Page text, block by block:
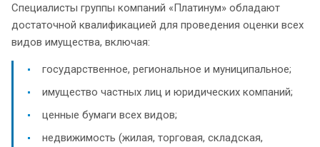
Специалисты группы компаний «Платинум» обладают
достаточной квалификацией для проведения оценки всех
видов имущества, включая:
государственное, региональное и муниципальное;
имущество частных лиц и юридических компаний;
ценные бумаги всех видов;
недвижимость (жилая, торговая, складская,